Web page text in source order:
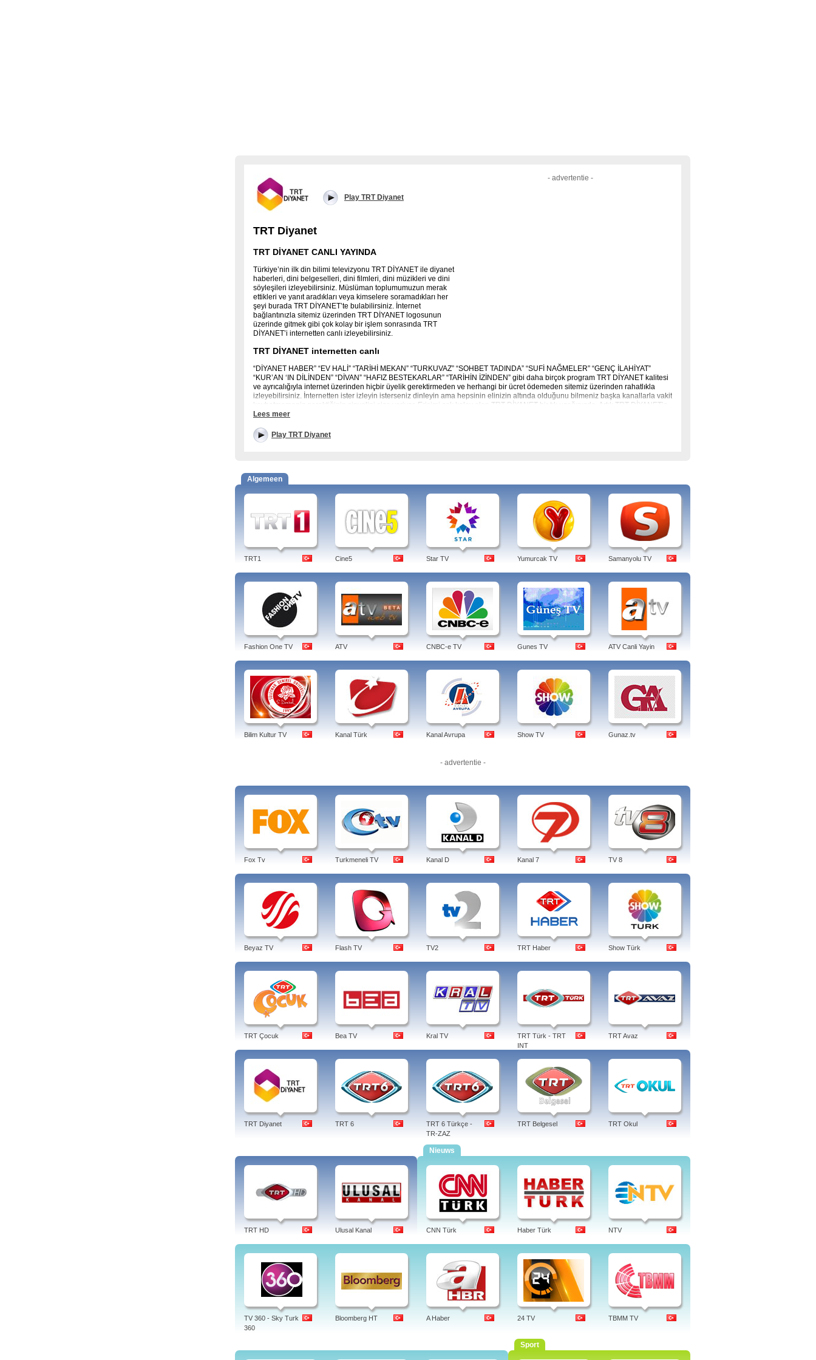
- advertentie -
Play TRT Diyanet
TRT Diyanet
TRT DİYANET CANLI YAYINDA
Türkiye’nin ilk din bilimi televizyonu TRT DİYANET ile diyanet
haberleri, dini belgeselleri, dini filmleri, dini müzikleri ve dini
söyleşileri izleyebilirsiniz. Müslüman toplumumuzun merak
ettikleri ve yanıt aradıkları veya kimselere soramadıkları her
şeyi burada TRT DİYANET’te bulabilirsiniz. İnternet
bağlantınızla sitemiz üzerinden TRT DİYANET logosunun
üzerinde gitmek gibi çok kolay bir işlem sonrasında TRT
DİYANET’i internetten canlı izleyebilirsiniz.
TRT DİYANET internetten canlı
“DİYANET HABER” “EV HALİ” “TARİHİ MEKAN” “TURKUVAZ” “SOHBET TADINDA” “SUFİ NAĞMELER” “GENÇ İLAHİYAT”
“KUR’AN ‘IN DİLİNDEN” “DİVAN” “HAFIZ BESTEKARLAR” “TARİHİN İZİNDEN” gibi daha birçok program TRT DİYANET kalitesi
ve ayrıcalığıyla internet üzerinden hiçbir üyelik gerektirmeden ve herhangi bir ücret ödemeden sitemiz üzerinden rahatlıkla
izleyebilirsiniz. İnternetten ister izleyin isterseniz dinleyin ama hepsinin elinizin altında olduğunu bilmeniz başka kanallarla vakit
kaybetmemeniz gerektiğinin sinyalini size veriyor. Erişimi çok kolay olan TRT DİYANET bir tık uzağınızda. Artık TRT DİYANET’e
internetten canlı izlemek için doğru yerdesiniz. TRT DİYANET’i ücretsiz, çevrimiçi ve canlı izleyin.
Sor, Çocuk Atölyesi, Türkiye Ajansı, Sabit ve Değişken, Önce Çocuk, İlmihal, Hayatın Kıyısında, Haberler, Gönül Sultanları,
Engelsiz Hayat, Elif Lam Mim, YeniGüneMerhaba.
Lees meer
Play TRT Diyanet
Algemeen
TRT1 Cine5 Star TV Yumurcak TV Samanyolu TV
Fashion One TV ATV CNBC-e TV Gunes TV ATV Canli Yayin
Bilim Kultur TV Kanal Türk Kanal Avrupa Show TV Gunaz.tv
- advertentie -
Fox Tv Turkmeneli TV Kanal D Kanal 7 TV 8
Beyaz TV Flash TV TV2 TRT Haber Show Türk
TRT Çocuk Bea TV Kral TV
TRT Türk - TRT
INT
TRT Avaz
TRT Diyanet TRT 6
TRT 6 Türkçe -
TR-ZAZ
TRT Belgesel TRT Okul
TRT HD Ulusal Kanal
Nieuws
CNN Türk Haber Türk NTV
TV 360 - Sky Turk
360
Bloomberg HT A Haber 24 TV TBMM TV
Sport